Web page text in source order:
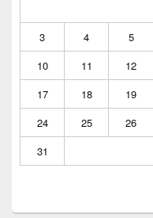
3
4 5
10
11 12
17
18 19
24
25 26
31